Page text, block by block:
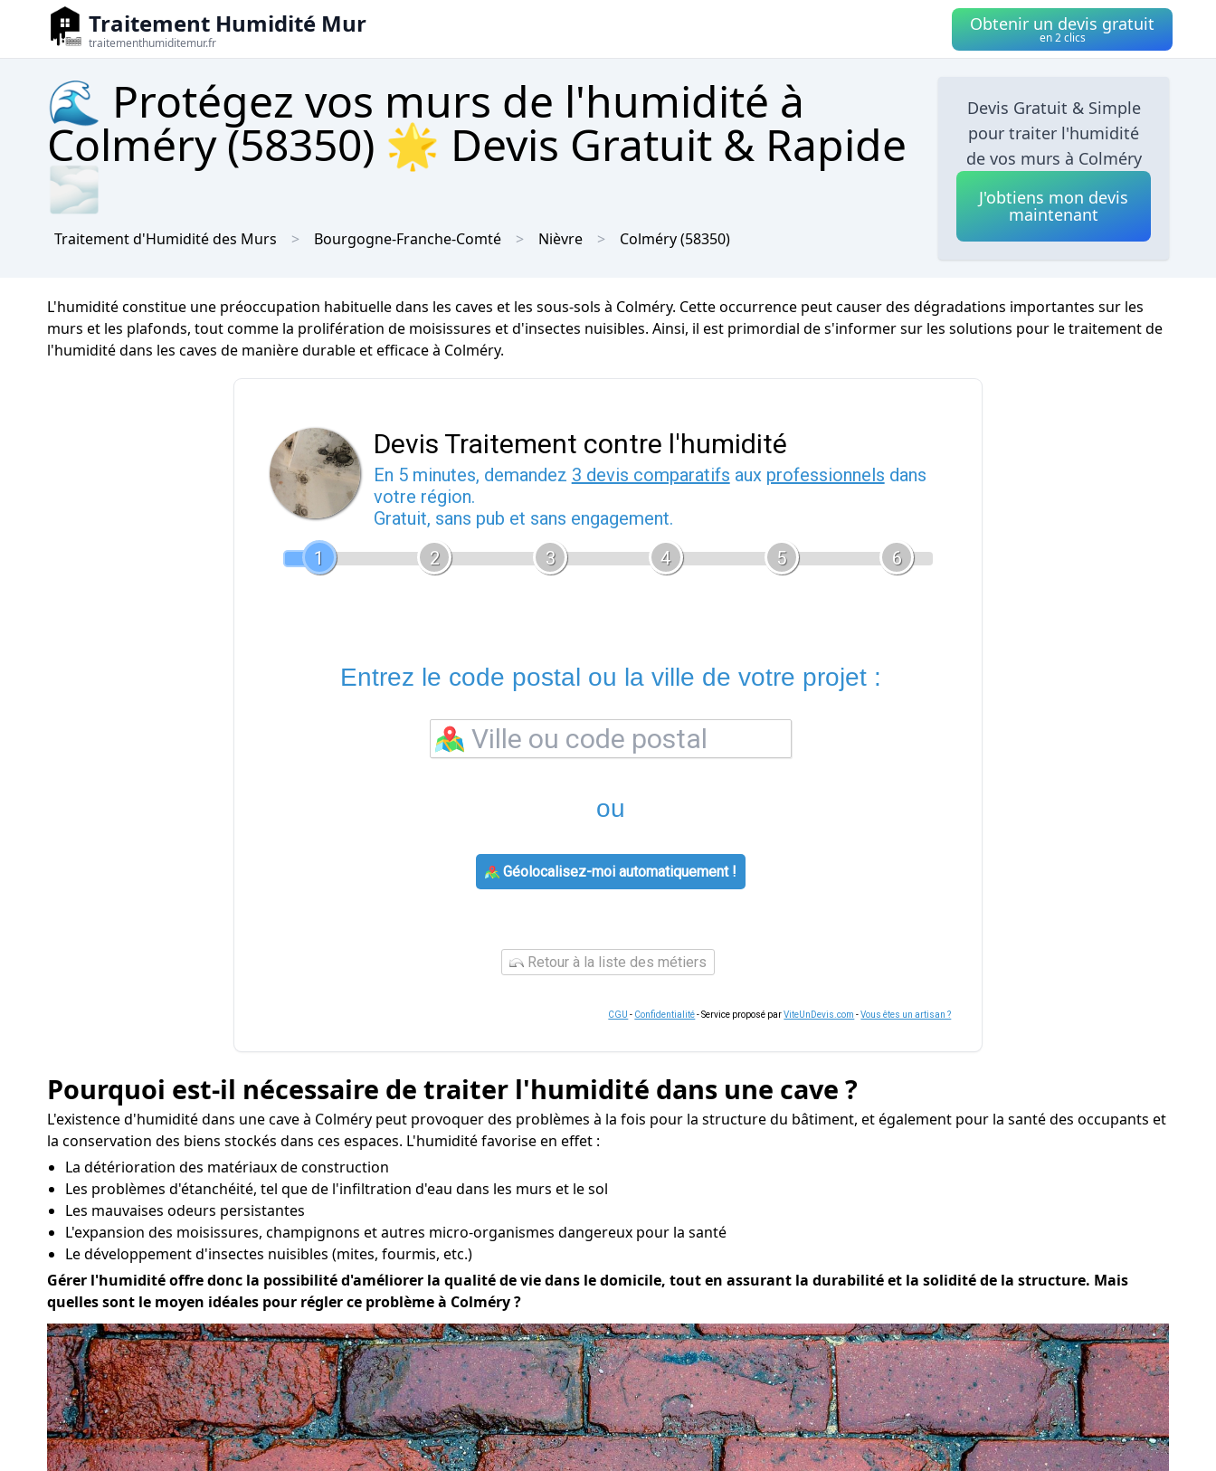
Traitement Humidité Mur
traitementhumiditemur.fr
Obtenir un devis gratuit
en 2 clics
🌊 Protégez vos murs de l'humidité à
Colméry (58350) 🌟 Devis Gratuit & Rapide
🌫
Traitement d'Humidité des Murs Bourgogne-Franche-Comté Nièvre Colméry(58350)
Devis Gratuit & Simple
pour traiter l'humidité
de vos murs à Colméry
J'obtiens mon devis
maintenant
L'humidité constitue une préoccupation habituelle dans les caves et les sous-sols à Colméry. Cette occurrence peut causer des dégradations importantes sur les
murs et les plafonds, tout comme la prolifération de moisissures et d'insectes nuisibles. Ainsi, il est primordial de s'informer sur les solutions pour le traitement de
l'humidité dans les caves de manière durable et efficace à Colméry.
Devis Traitement contre l'humidité
En 5 minutes, demandez 3 devis comparatifs aux professionnels dans
votre région.
Gratuit, sans pub et sans engagement.
1
2 3 4 5 6
Entrez le code postal ou la ville de votre projet :
ou
Géolocalisez-moi automatiquement !
Retour à la liste des métiers
CGU - Confidentialité- Service proposé parViteUnDevis.com -Vous êtes un artisan ?
Pourquoi est-il nécessaire de traiter l'humidité dans une cave ?
L'existence d'humidité dans une cave à Colméry peut provoquer des problèmes à la fois pour la structure du bâtiment, et également pour la santé des occupants et
la conservation des biens stockés dans ces espaces. L'humidité favorise en effet :
La détérioration des matériaux de construction
Les problèmes d'étanchéité, tel que de l'infiltration d'eau dans les murs et le sol
Les mauvaises odeurs persistantes
L'expansion des moisissures, champignons et autres micro-organismes dangereux pour la santé
Le développement d'insectes nuisibles (mites, fourmis, etc.)
Gérer l'humidité offre donc la possibilité d'améliorer la qualité de vie dans le domicile, tout en assurant la durabilité et la solidité de la structure. Mais
quelles sont le moyen idéales pour régler ce problème à Colméry ?